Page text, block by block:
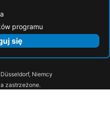
programu
się
Niemcy
zastrzeżone.